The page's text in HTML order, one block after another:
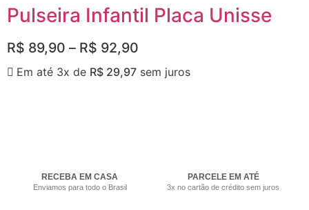
Pulseira Infantil Placa Unisse
R$ 89,90 – R$ 92,90
Em até 3x de R$ 29,97 sem juros
RECEBA EM CASA
Enviamos para todo o Brasil
PARCELE EM ATÉ
3x no cartão de crédito sem juros